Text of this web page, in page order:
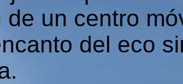
de un centro
del eco